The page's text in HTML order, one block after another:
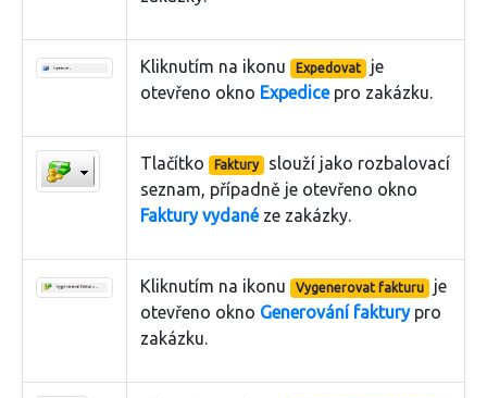
Kliknutím na ikonu Expedovat
je
otevřeno okno Expedicepro zakázku.
Tlačítko Faktury
slouží jako rozbalovací
seznam, případně je otevřeno okno
Faktury vydanéze zakázky.
Kliknutím na ikonu Vygenerovat fakturu
je
otevřeno okno Generování fakturypro
zakázku.